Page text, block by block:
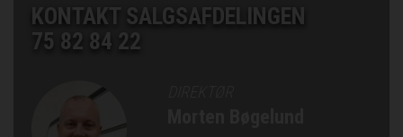
KONTAKT SALGSAFDELINGEN
75 82 84 22